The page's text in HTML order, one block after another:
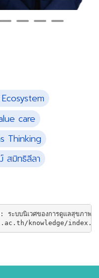
care
Thinking
สมิทธิลีลา
บบนิเวศของการดูแลสุขภา
knowledge/